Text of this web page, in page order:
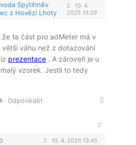
Spytihněv
z Hovězí Lhoty
10. 4.
2025 13:29
že ta část pro adMeter má v
váhu než z dotazování
prezentace. A zároveň je u
vzorek. Jestli to tedy
Odpovědět
10. 4. 2025 13:45